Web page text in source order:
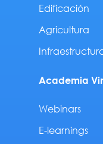
Edificación
Agricultura
Academia
Webinars
E-learnings